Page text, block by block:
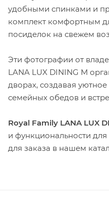
удобными спинками и
комплект комфортным
посиделок на свежем
Эти фотографии от
LANA LUX DINING M
дворах, создавая
семейных обедов и
Royal Family LANA LUX
и функциональности
для заказа в нашем